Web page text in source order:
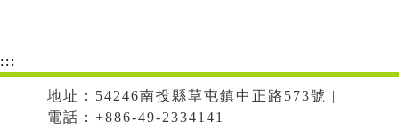
:::
地址：54246南投縣草屯鎮中正路573號 |
電話：+886-49-2334141